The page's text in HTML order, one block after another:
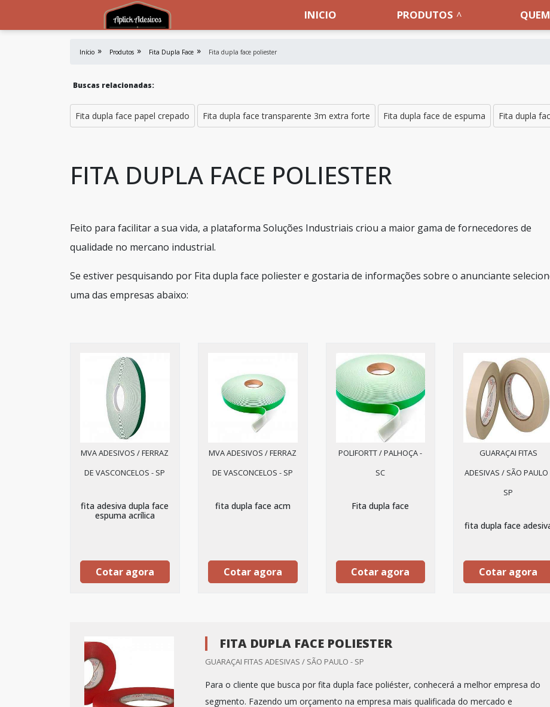
INICIO PRODUTOS
Início Produtos Fita Dupla Face Fita dupla face poliester
Buscas relacionadas:
Fita dupla face papel crepado Fita dupla face transparente 3m extra forte Fita dupla face de espuma Fita dupla
FITA DUPLA FACE POLIESTER
Feito para facilitar a sua vida, a plataforma Soluções Industriais criou a maior gama de fornecedores de
qualidade no mercano industrial.
Se estiver pesquisando por Fita dupla face poliester e gostaria de informações sobre o anunciante
uma das empresas abaixo:
MVA ADESIVOS / FERRAZ
DE VASCONCELOS - SP
fita adesiva dupla face
espuma acrílica
Cotar agora
MVA ADESIVOS / FERRAZ
DE VASCONCELOS - SP
fita dupla face acm
Cotar agora
POLIFORTT / PALHOÇA -
SC
Fita dupla face
Cotar agora
GUARAÇAI FITAS
ADESIVAS / SÃO PAULO
SP
fita dupla face
Cotar agora
FITA DUPLA FACE POLIESTER
GUARAÇAI FITAS ADESIVAS / SÃO PAULO - SP
Para o cliente que busca por fita dupla face poliéster, conhecerá a melhor empresa do
segmento. Fazendo um orçamento na empresa mais qualificada do mercado e